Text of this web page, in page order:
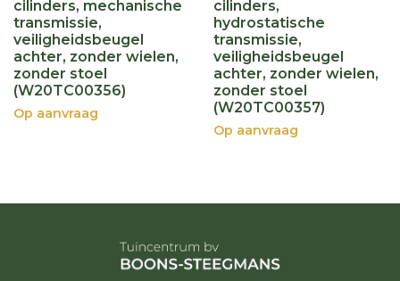
cilinders, mechanische
transmissie,
veiligheidsbeugel
achter, zonder wielen,
zonder stoel
(W20TC00356)
Op aanvraag
cilinders,
hydrostatische
transmissie,
veiligheidsbeugel
achter, zonder wielen,
zonder stoel
(W20TC00357)
Op aanvraag